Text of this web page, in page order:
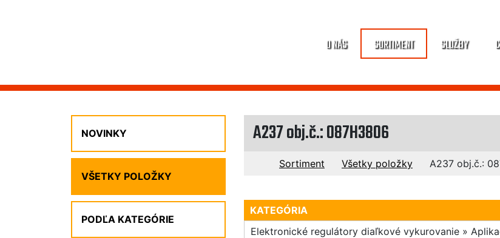
O NÁS SORTIMENT SLUŽBY
NOVINKY
VŠETKY POLOŽKY
PODĽA KATEGÓRIE
A237 obj.č.: 087H3806
Sortiment Všetky položky A237 obj.č.:
KATEGÓRIA
Elektronické regulátory diaľkové vykurovanie »